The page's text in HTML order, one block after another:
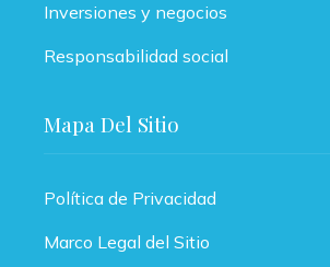
Inversiones y negocios
Responsabilidad social
Mapa Del Sitio
Política de Privacidad
Marco Legal del Sitio